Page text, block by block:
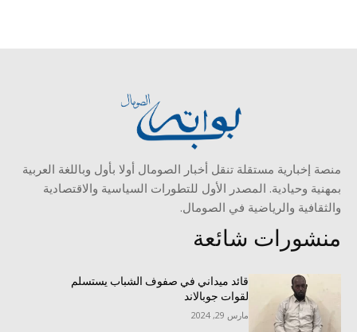
منصة إخبارية مستقلة تنقل أخبار الصومال أولا بأول وباللغة العربية
بمهنية وحيادية. المصدر الأول للتطورات السياسية والاقتصادية
والثقافية والرياضية في الصومال.
منشورات شائعة
قائد ميداني في صفوف الشباب يستسلم
لقوات جوبالاند
مارس 29, 2024